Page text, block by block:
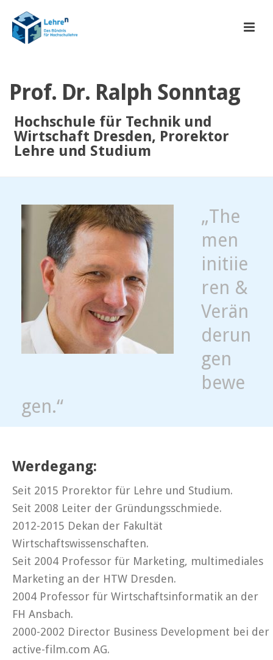
Prof. Dr. Ralph Sonntag
Hochschule für Technik und
Wirtschaft Dresden, Prorektor
Lehre und Studium
„The
men
initiie
ren &
Verän
derun
gen
bewe
gen.“
Werdegang:
Seit 2015 Prorektor für Lehre und Studium.
Seit 2008 Leiter der Gründungsschmiede.
2012-2015 Dekan der Fakultät
Wirtschaftswissenschaften.
Seit 2004 Professor für Marketing, multimediales
Marketing an der HTW Dresden.
2004 Professor für Wirtschaftsinformatik an der
FH Ansbach.
2000-2002 Director Business Development bei der
active-film.com AG.